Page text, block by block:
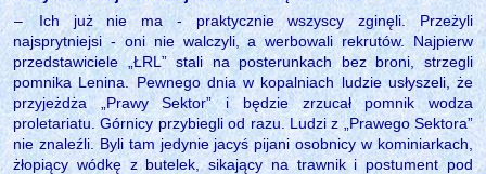
‒ Ich już nie ma - praktycznie wszyscy zginęli. Przeżyli
najsprytniejsi - oni nie walczyli, a werbowali rekrutów. Najpierw
przedstawiciele „ŁRL” stali na posterunkach bez broni, strzegli
pomnika Lenina. Pewnego dnia w kopalniach ludzie usłyszeli, że
przyjeżdża „Prawy Sektor” i będzie zrzucał pomnik wodza
proletariatu. Górnicy przybiegli od razu. Ludzi z „Prawego Sektora”
nie znaleźli. Byli tam jedynie jacyś pijani osobnicy w kominiarkach,
żłopiący wódkę z butelek, sikający na trawnik i postument pod